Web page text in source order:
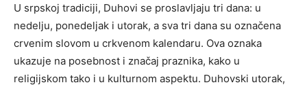
U srpskoj tradiciji, Duhovi se proslavljaju tri dana: u
nedelju, ponedeljak i utorak, a sva tri dana su označena
crvenim slovom u crkvenom kalendaru. Ova oznaka
ukazuje na posebnost i značaj praznika, kako u
religijskom tako i u kulturnom aspektu. Duhovski utorak,